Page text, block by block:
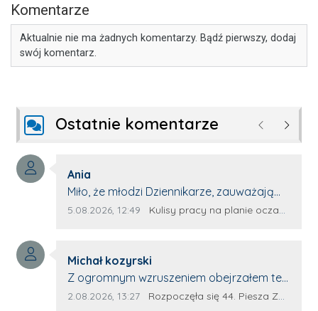
Komentarze
Aktualnie nie ma żadnych komentarzy. Bądź pierwszy, dodaj
swój komentarz.
Ostatnie komentarze Poprzednie
Autor komentarza:
Ania
Treść komentarza:
Miło, że młodzi Dziennikarze, zauważają
młode talenty, które dopiero wkraczają
z nim wywiad, który przeprowadzi Pan
Artur.
Data dodania komentarza:
5.08.2026, 12:49 Źródło komentarza:
Kulisy pracy na planie oczami młodego filmowca
Autor komentarza:
Michał kozyrski
Treść komentarza:
Z ogromnym wzruszeniem obejrzałem ten
materiał. ❤️ Jestem naprawdę dumny z
Data dodania komentarza:
2.08.2026, 13:27 Źródło komentarza:
Rozpoczęła się 44. Piesza Zamojsko-Lubaczowska Pielgrzymka na Jasną Górę!